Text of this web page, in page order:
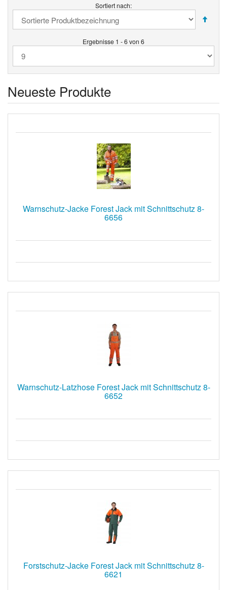
Sortiert nach:
Ergebnisse 1 - 6 von 6
Neueste Produkte
Warnschutz-Jacke Forest Jack mit Schnittschutz 8-
6656
Warnschutz-Latzhose Forest Jack mit Schnittschutz 8-
6652
Forstschutz-Jacke Forest Jack mit Schnittschutz 8-
6621